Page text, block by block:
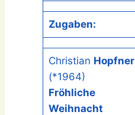
Zugaben:
Christian Hopfner
(*1964)
Fröhliche
Weihnacht